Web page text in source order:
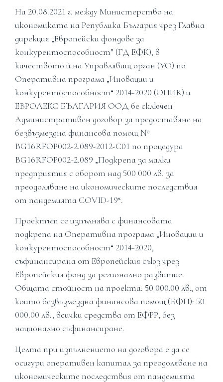
На 20.08.2021 г. между Министерство на
икономиката на Република България чрез Главна
дирекция „Европейски фондове за
конкурентоспособност” (ГД ЕФК), в
качеството ѝ на Управляващ орган (УО) по
Оперативна програма „Иновации и
конкурентоспособност“ 2014-2020 (ОПИК) и
ЕВРОЛЕКС БЪЛГАРИЯ ООД бе сключен
Административен договор за предоставяне на
безвъзмездна финансова помощ №
BG16RFOP002-2.089-2012-C01 по процедура
BG16RFOP002-2.089 „Подкрепа за малки
предприятия с оборот над 500 000 лв. за
преодоляване на икономическите последствия
от пандемията COVID-19“.
Проектът се изпълнява с финансовата
подкрепа на Оперативна програма „Иновации и
конкурентоспособност“ 2014-2020,
съфинансирана от Европейския съюз чрез
Европейския фонд за регионално развитие.
Общата стойност на проекта: 50 000.00 лв., от
които безвъзмездна финансова помощ (БФП): 50
000.00 лв., всички средства от ЕФРР, без
национално съфинансиране.
Целта при изпълнението на договора е да се
осигури оперативен капитал за преодоляване на
икономическите последствия от пандемията